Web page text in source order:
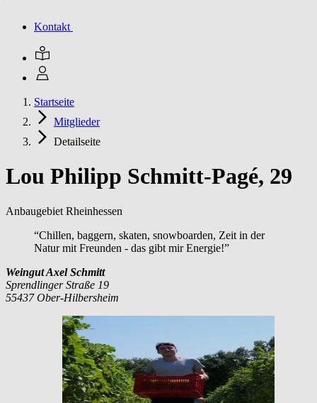
Kontakt
Startseite
Mitglieder
Detailseite
Lou Philipp Schmitt-Pagé, 29
Anbaugebiet Rheinhessen
“Chillen, baggern, skaten, snowboarden, Zeit in der
Natur mit Freunden - das gibt mir Energie!”
Weingut Axel Schmitt
Sprendlinger Straße 19
55437 Ober-Hilbersheim